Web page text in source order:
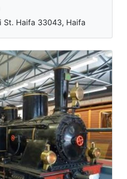
St. Haifa 33043, Haifa